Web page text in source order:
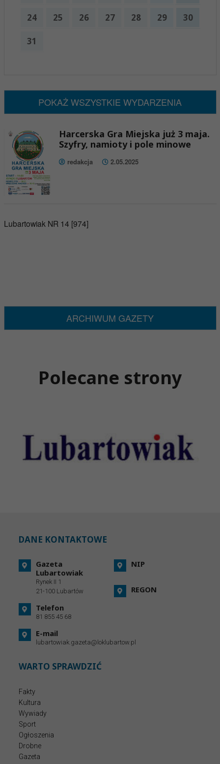
24 25 26 27 28 29 30
31
POKAŻ WSZYSTKIE WYDARZENIA
Harcerska Gra Miejska już 3 maja.
Szyfry, namioty i pole minowe
redakcja 2.05.2025
Lubartowiak NR 14 [974]
ARCHIWUM GAZETY
Polecane strony
DANE KONTAKTOWE
Gazeta
Lubartowiak
Rynek II 1
21-100 Lubartów
Telefon
81 855 45 68
E-mail
lubartowiak.gazeta@loklubartow.pl
NIP
REGON
WARTO SPRAWDZIĆ
Fakty
Kultura
Wywiady
Sport
Ogłoszenia
Drobne
Gazeta